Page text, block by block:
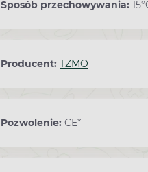
Sposób przechowywania:
Producent: TZMO
Pozwolenie: CE*